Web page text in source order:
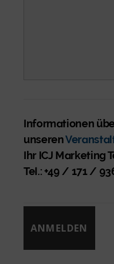
Informationen
unseren
Ihr ICJ Marketing
Tel.: +49 / 171 /